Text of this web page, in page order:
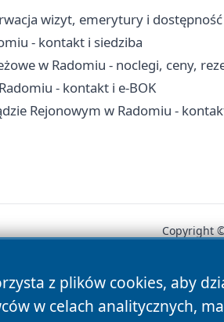
wizyt, emerytury i dostępność
- kontakt i siedziba
w Radomiu - noclegi, ceny,
- kontakt i e-BOK
Rejonowym w Radomiu -
z plików cookies, aby
w celach analitycznych,
Copyright
News